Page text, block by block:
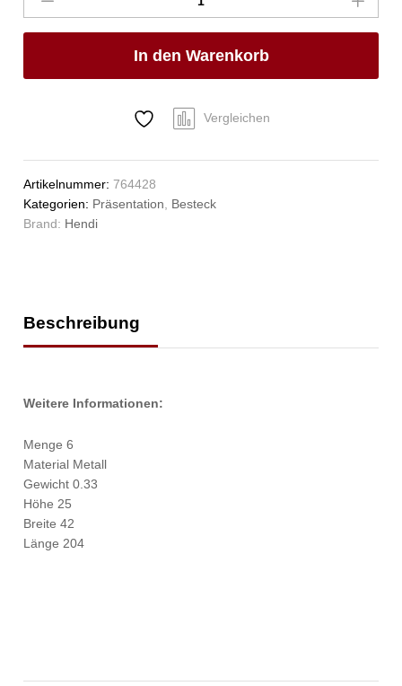
6
Stk.,
Profi
(L)205mm
Anzahl
In den Warenkorb
Vergleichen
Artikelnummer:764428
Kategorien: Präsentation
Besteck
Brand: Hendi
Beschreibung
Weitere Informationen:
Menge 6
Material Metall
Gewicht 0.33
Höhe 25
Breite 42
Länge 204